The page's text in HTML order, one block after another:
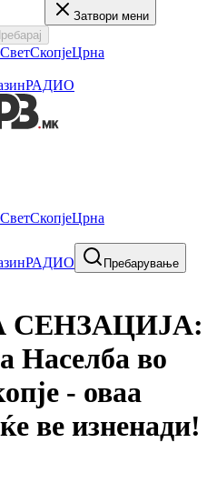
Затвори мени
СветСкопјеЦрна
РАДИО
СветСкопјеЦрна
РАДИО Пребарување
Населба во
- оваа
ве изненади!